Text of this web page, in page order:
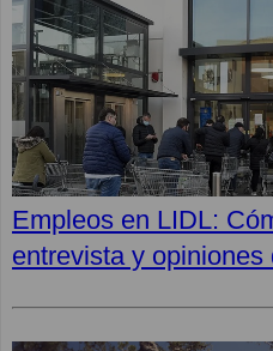
Empleos en LIDL:
entrevista y